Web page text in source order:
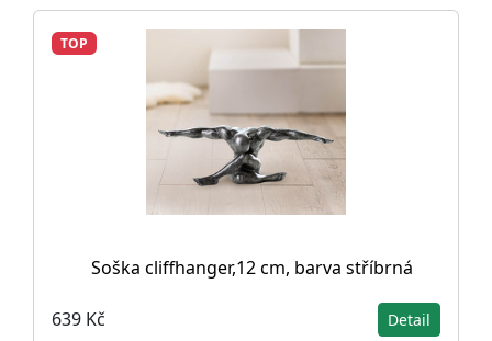
TOP
Soška cliffhanger,12 cm, barva stříbrná
639 Kč Detail